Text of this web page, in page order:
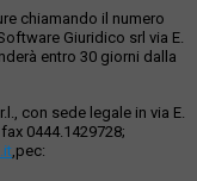
chiamando il numero
Giuridico srl via E.
entro 30 giorni dalla
con sede legale in via E.
0444.1429728;
,pec: